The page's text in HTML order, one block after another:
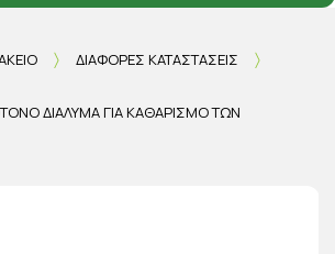
ΔΙΆΦΟΡΕΣ ΚΑΤΑΣΤΆΣΕΙΣ
ΔΙΆΛΥΜΑ ΓΙΑ ΚΑΘΑΡΙΣΜΌ ΤΩΝ